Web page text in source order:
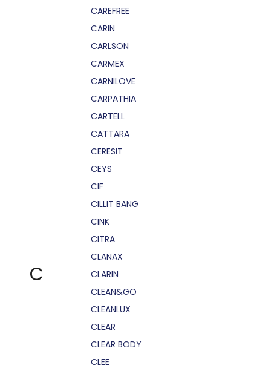
C
CAREFREE
CARIN
CARLSON
CARMEX
CARNILOVE
CARPATHIA
CARTELL
CATTARA
CERESIT
CEYS
CIF
CILLIT BANG
CINK
CITRA
CLANAX
CLARIN
CLEAN&GO
CLEANLUX
CLEAR
CLEAR BODY
CLEE